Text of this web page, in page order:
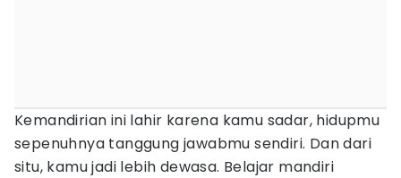
Kemandirian ini lahir karena kamu sadar, hidupmu
sepenuhnya tanggung jawabmu sendiri. Dan dari
situ, kamu jadi lebih dewasa. Belajar mandiri